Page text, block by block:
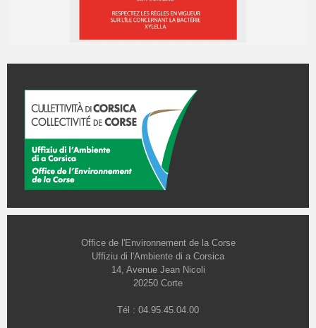
Office de l'Environnement de la Corse
Uffiziu di l'Ambiente di a Corsica
14, Avenue Jean Nicoli
20250 Corte
Tél : 04.95.45.04.00